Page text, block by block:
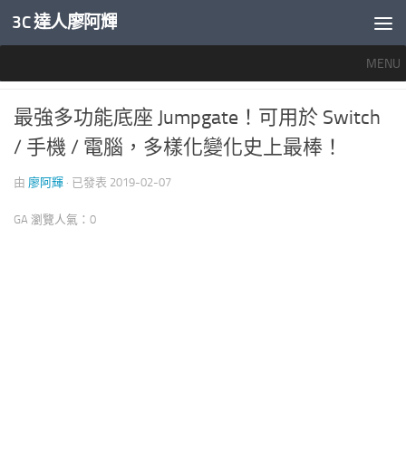
內文下方
3C 達人廖阿輝
MENU
0
最強多功能底座 Jumpgate！可用於 Switch
/ 手機 / 電腦，多樣化變化史上最棒！
由 廖阿輝 · 已發表 2019-02-07
GA 瀏覽人氣：0